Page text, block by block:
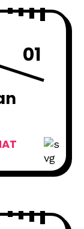
01